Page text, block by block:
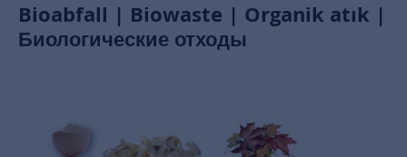
Bioabfall | Biowaste | Organik atık |
Биологические отходы